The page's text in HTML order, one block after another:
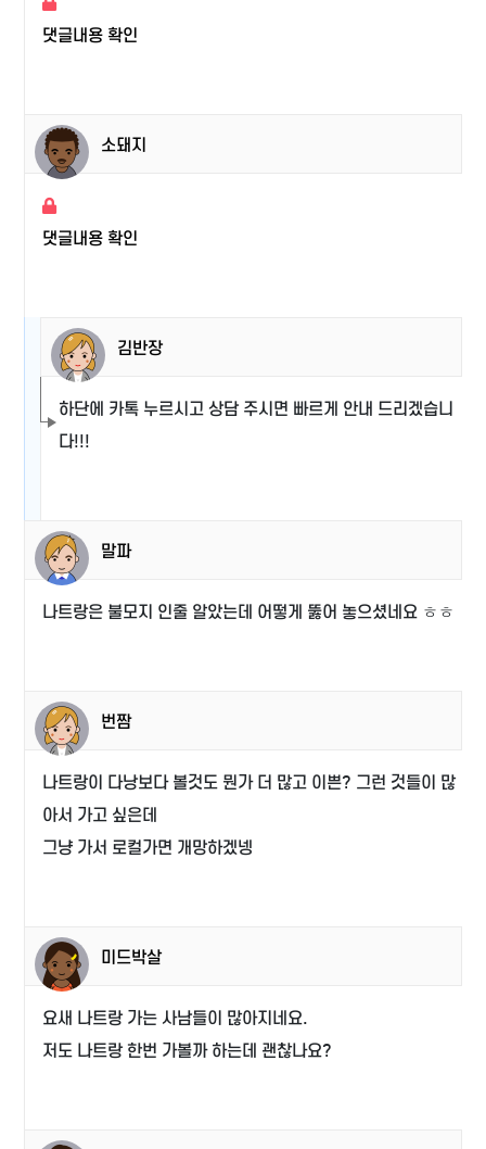
댓글내용 확인
소돼지
댓글내용 확인
김반장
하단에 카톡 누르시고 상담 주시면 빠르게 안내 드리겠습니
다!!!
말파
나트랑은 불모지 인줄 알았는데 어떻게 뚫어 놓으셨네요 ㅎㅎ
번짬
나트랑이 다낭보다 볼것도 뭔가 더 많고 이쁜? 그런 것들이 많
아서 가고 싶은데
그냥 가서 로컬가면 개망하겠넹
미드박살
요새 나트랑 가는 사남들이 많아지네요.
저도 나트랑 한번 가볼까 하는데 괜찮나요?